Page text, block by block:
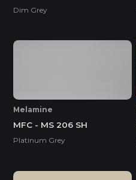
Dim Grey
Melamine
MFC - MS 206 SH
Platinum Grey